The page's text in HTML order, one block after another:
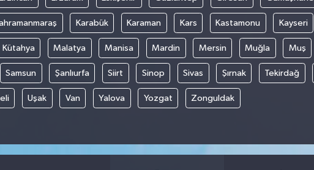
Karabük Karaman Kars Kastamonu Kayseri
Kütahya Malatya Manisa Mardin Mersin Muğla Muş
Samsun Şanlıurfa Siirt Sinop Sivas Şırnak Tekirdağ
Uşak Van Yalova Yozgat Zonguldak